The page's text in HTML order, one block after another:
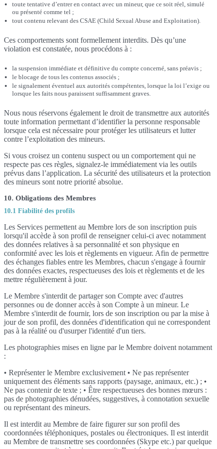
toute tentative d’entrer en contact avec un mineur, que ce soit réel, simulé
ou présenté comme tel ;
tout contenu relevant des CSAE (Child Sexual Abuse and Exploitation).
Ces comportements sont formellement interdits. Dès qu’une
violation est constatée, nous procédons à :
la suspension immédiate et définitive du compte concerné, sans préavis ;
le blocage de tous les contenus associés ;
le signalement éventuel aux autorités compétentes, lorsque la loi l’exige ou
lorsque les faits nous paraissent suffisamment graves.
Nous nous réservons également le droit de transmettre aux autorités
toute information permettant d’identifier la personne responsable
lorsque cela est nécessaire pour protéger les utilisateurs et lutter
contre l’exploitation des mineurs.
Si vous croisez un contenu suspect ou un comportement qui ne
respecte pas ces règles, signalez-le immédiatement via les outils
prévus dans l’application. La sécurité des utilisateurs et la protection
des mineurs sont notre priorité absolue.
10. Obligations des Membres
10.1 Fiabilité des profils
Les Services permettent au Membre lors de son inscription puis
lorsqu'il accède à son profil de renseigner celui-ci avec notamment
des données relatives à sa personnalité et son physique en
conformité avec les lois et règlements en vigueur. Afin de permettre
des échanges fiables entre les Membres, chacun s'engage à fournir
des données exactes, respectueuses des lois et règlements et de les
mettre régulièrement à jour.
Le Membre s'interdit de partager son Compte avec d'autres
personnes ou de donner accès à son Compte à un mineur. Le
Membre s'interdit de fournir, lors de son inscription ou par la mise à
jour de son profil, des données d'identification qui ne correspondent
pas à la réalité ou d'usurper l'identité d'un tiers.
Les photographies mises en ligne par le Membre doivent notamment
:
• Représenter le Membre exclusivement • Ne pas représenter
uniquement des éléments sans rapports (paysage, animaux, etc.) ; •
Ne pas contenir de texte ; • Être respectueuses des bonnes mœurs :
pas de photographies dénudées, suggestives, à connotation sexuelle
ou représentant des mineurs.
Il est interdit au Membre de faire figurer sur son profil des
coordonnées téléphoniques, postales ou électroniques. Il est interdit
au Membre de transmettre ses coordonnées (Skype etc.) par quelque